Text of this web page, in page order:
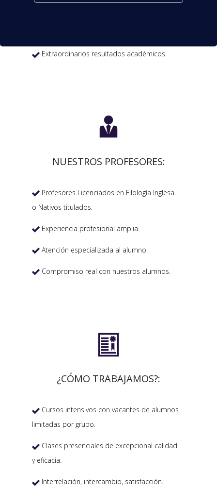
 Extraordinarios resultados académicos.

NUESTROS PROFESORES:
 Profesores Licenciados en Filología Inglesa
o Nativos titulados.
 Experiencia profesional amplia.
 Atención especializada al alumno.
 Compromiso real con nuestros alumnos.

¿CÓMO TRABAJAMOS?:
 Cursos intensivos con vacantes de alumnos
limitadas por grupo.
 Clases presenciales de excepcional calidad
y eficacia.
 Interrelación, intercambio, satisfacción.